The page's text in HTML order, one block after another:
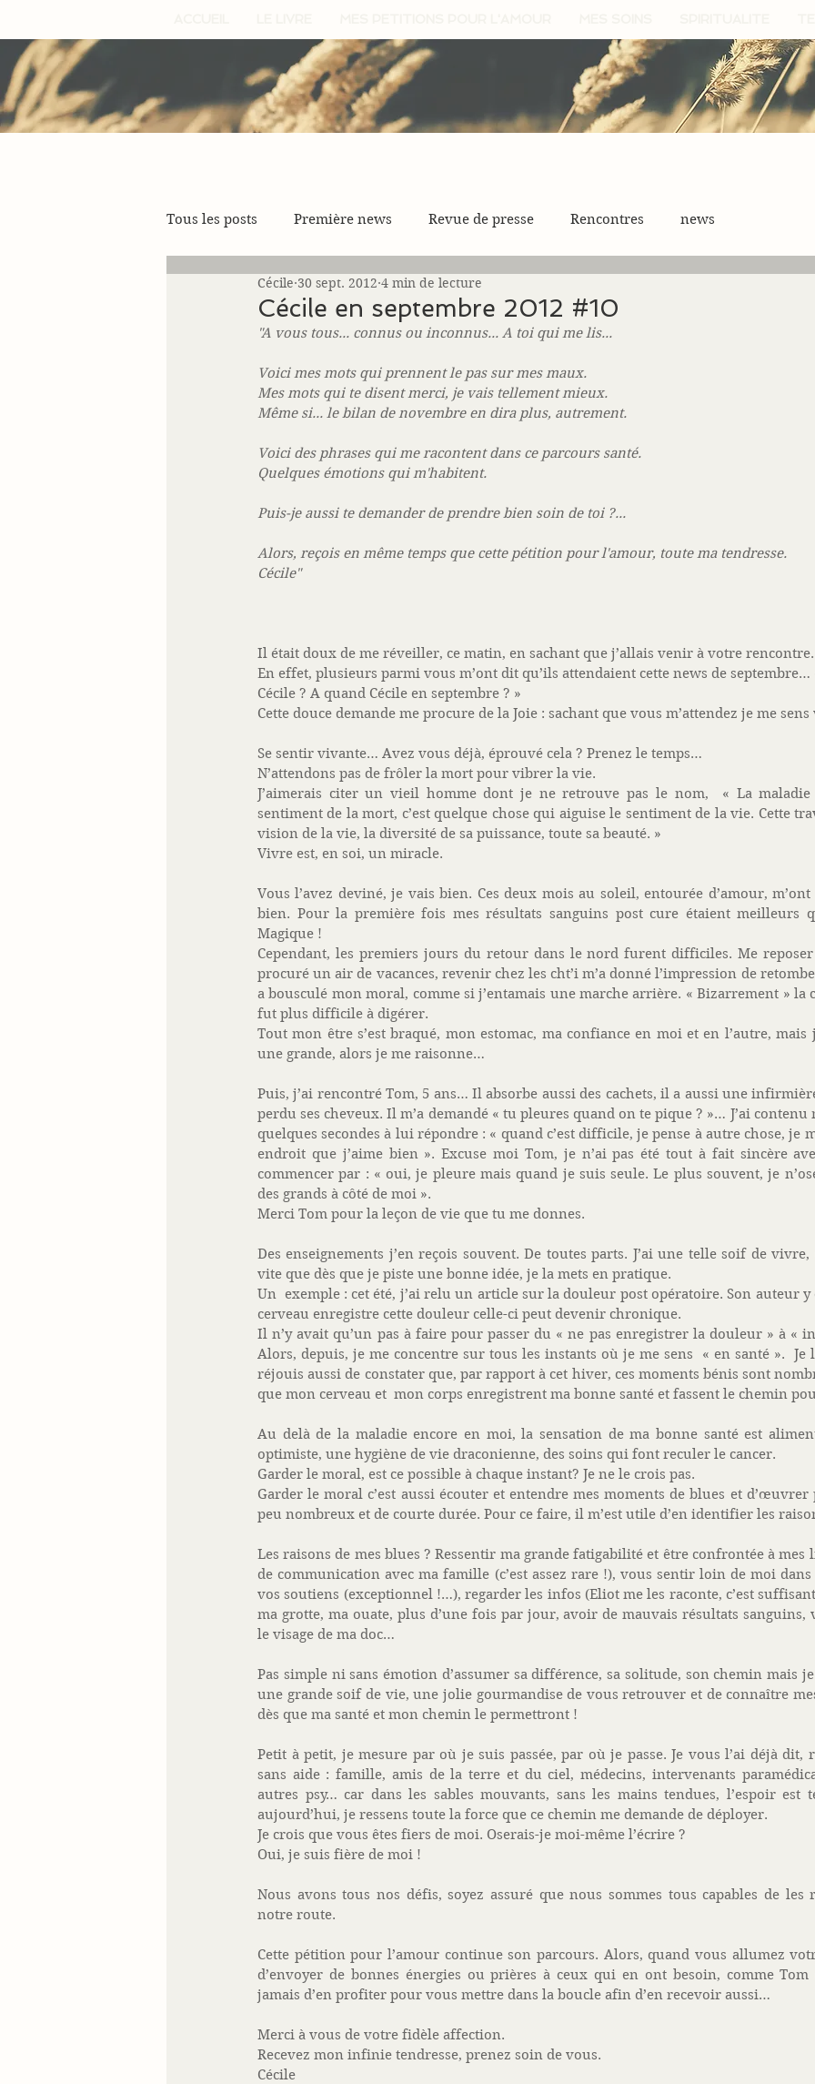
Tous les posts Première news Revue de presse Rencontres news
Cécile en septembre 2012 #10
Cécile 30 sept. 2012 4 min de lecture
"A vous tous... connus ou inconnus... A toi qui me lis...
Voici mes mots qui prennent le pas sur mes maux.
Mes mots qui te disent merci, je vais tellement mieux.
Même si... le bilan de novembre en dira plus, autrement.
Voici des phrases qui me racontent dans ce parcours santé.
Quelques émotions qui m'habitent.
Puis-je aussi te demander de prendre bien soin de toi ?...
Alors, reçois en même temps que cette pétition pour l'amour, toute ma tendresse.
Cécile"
Il était doux de me réveiller, ce matin, en sachant que j’allais venir à votre rencontre.
En effet, plusieurs parmi vous m’ont dit qu’ils attendaient cette news de septembre…
Cécile ? A quand Cécile en septembre ? »
Cette douce demande me procure de la Joie : sachant que vous m’attendez je me
Se sentir vivante… Avez vous déjà, éprouvé cela ? Prenez le temps…
N’attendons pas de frôler la mort pour vibrer la vie.
J’aimerais citer un vieil homme dont je ne retrouve pas le nom,  « La
sentiment de la mort, c’est quelque chose qui aiguise le sentiment de la vie. Cette
vision de la vie, la diversité de sa puissance, toute sa beauté. »
Vivre est, en soi, un miracle.
Vous l’avez deviné, je vais bien. Ces deux mois au soleil, entourée d’amour,
bien. Pour la première fois mes résultats sanguins post cure étaient meilleurs
Magique !
Cependant, les premiers jours du retour dans le nord furent difficiles. Me reposer
procuré un air de vacances, revenir chez les cht’i m’a donné l’impression de
a bousculé mon moral, comme si j’entamais une marche arrière. « Bizarrement » la
fut plus difficile à digérer.
Tout mon être s’est braqué, mon estomac, ma confiance en moi et en l’autre, mais
une grande, alors je me raisonne…
Puis, j’ai rencontré Tom, 5 ans… Il absorbe aussi des cachets, il a aussi une
perdu ses cheveux. Il m’a demandé « tu pleures quand on te pique ? »… J’ai
quelques secondes à lui répondre : « quand c’est difficile, je pense à autre chose, je
endroit que j’aime bien ». Excuse moi Tom, je n’ai pas été tout à fait sincère
commencer par : « oui, je pleure mais quand je suis seule. Le plus souvent, je
des grands à côté de moi ».
Merci Tom pour la leçon de vie que tu me donnes.
Des enseignements j’en reçois souvent. De toutes parts. J’ai une telle soif de
vite que dès que je piste une bonne idée, je la mets en pratique.
Un  exemple : cet été, j’ai relu un article sur la douleur post opératoire. Son auteur
cerveau enregistre cette douleur celle-ci peut devenir chronique.
Il n’y avait qu’un pas à faire pour passer du « ne pas enregistrer la douleur » à «
Alors, depuis, je me concentre sur tous les instants où je me sens  « en santé ».  Je
réjouis aussi de constater que, par rapport à cet hiver, ces moments bénis sont
que mon cerveau et  mon corps enregistrent ma bonne santé et fassent le chemin
Au delà de la maladie encore en moi, la sensation de ma bonne santé est
optimiste, une hygiène de vie draconienne, des soins qui font reculer le cancer.
Garder le moral, est ce possible à chaque instant? Je ne le crois pas.
Garder le moral c’est aussi écouter et entendre mes moments de blues et
peu nombreux et de courte durée. Pour ce faire, il m’est utile d’en identifier les
Les raisons de mes blues ? Ressentir ma grande fatigabilité et être confrontée à mes
de communication avec ma famille (c’est assez rare !), vous sentir loin de moi
vos soutiens (exceptionnel !…), regarder les infos (Eliot me les raconte, c’est
ma grotte, ma ouate, plus d’une fois par jour, avoir de mauvais résultats
le visage de ma doc…
Pas simple ni sans émotion d’assumer sa différence, sa solitude, son chemin mais je
une grande soif de vie, une jolie gourmandise de vous retrouver et de connaître
dès que ma santé et mon chemin le permettront !
Petit à petit, je mesure par où je suis passée, par où je passe. Je vous l’ai déjà dit,
sans aide : famille, amis de la terre et du ciel, médecins, intervenants
autres psy… car dans les sables mouvants, sans les mains tendues, l’espoir est
aujourd’hui, je ressens toute la force que ce chemin me demande de déployer.
Je crois que vous êtes fiers de moi. Oserais-je moi-même l’écrire ?
Oui, je suis fière de moi !
Nous avons tous nos défis, soyez assuré que nous sommes tous capables de les
notre route.
Cette pétition pour l’amour continue son parcours. Alors, quand vous allumez
d’envoyer de bonnes énergies ou prières à ceux qui en ont besoin, comme Tom
jamais d’en profiter pour vous mettre dans la boucle afin d’en recevoir aussi…
Merci à vous de votre fidèle affection.
Recevez mon infinie tendresse, prenez soin de vous.
Cécile